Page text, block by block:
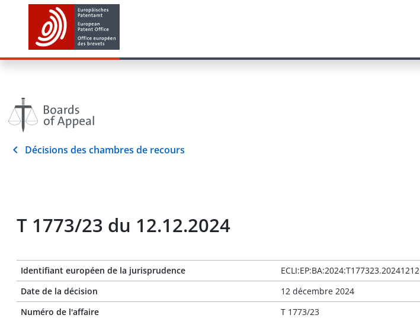
Décisions des chambres de recours
T 1773/23 du 12.12.2024
Identifiant européen de la jurisprudence
ECLI:EP:BA:2024:T177323.20241212
Date de la décision
12 décembre 2024
Numéro de l'affaire
T 1773/23